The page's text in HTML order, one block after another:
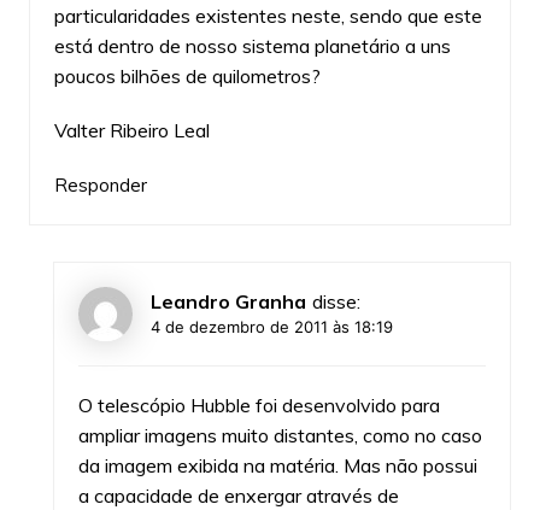
particularidades existentes neste, sendo que este
está dentro de nosso sistema planetário a uns
poucos bilhões de quilometros?
Valter Ribeiro Leal
Responder
Leandro Granha disse:
4 de dezembro de 2011 às 18:19
O telescópio Hubble foi desenvolvido para
ampliar imagens muito distantes, como no caso
da imagem exibida na matéria. Mas não possui
a capacidade de enxergar através de